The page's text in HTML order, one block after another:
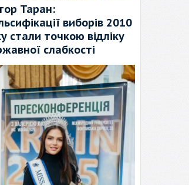
Таран:
виборів 2010
стали точкою відліку
слабкості